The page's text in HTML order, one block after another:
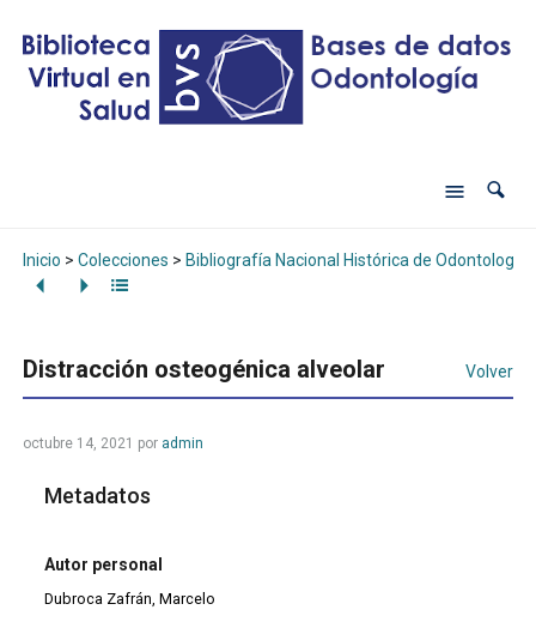
Inicio > Colecciones > Bibliografía Nacional Histórica de Odontología
Distracción osteogénica alveolar Volver
octubre 14, 2021 por admin
Metadatos
Autor personal
Dubroca Zafrán, Marcelo